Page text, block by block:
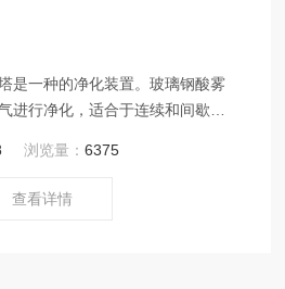
是一种的净化装置。玻璃钢酸雾
进行净化，适合于连续和间歇废
响。
浏览量：6375
查看详情